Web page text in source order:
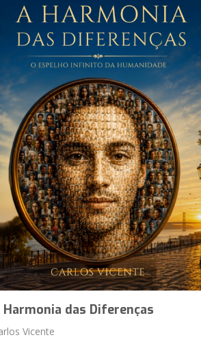
Harmonia das Diferenças
Vicente